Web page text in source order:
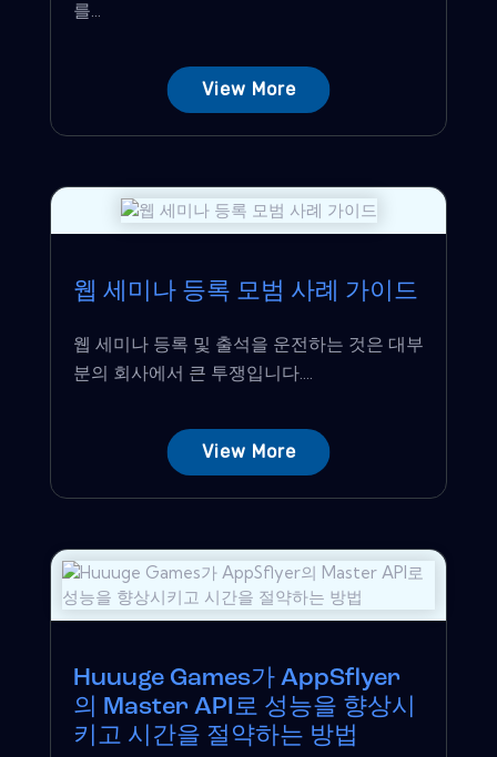
를...
View More
웹 세미나 등록 모범 사례 가이드
웹 세미나 등록 및 출석을 운전하는 것은 대부
분의 회사에서 큰 투쟁입니다....
View More
Huuuge Games가 AppSflyer
의 Master API로 성능을 향상시
키고 시간을 절약하는 방법